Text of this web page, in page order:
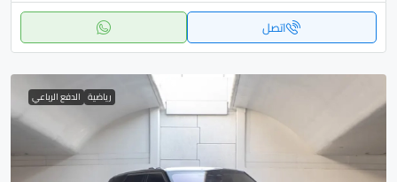
اتصل
رياضية الدفع الرباعي